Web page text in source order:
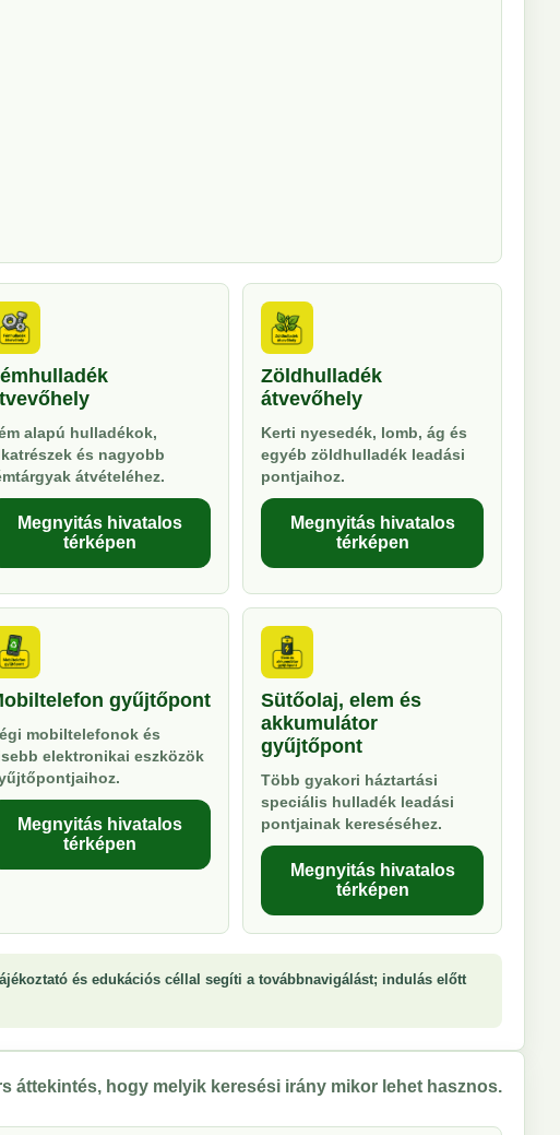
alapú hulladékok,
és nagyobb
átvételéhez.
Megnyitás hivatalos
térképen
Zöldhulladék
átvevőhely
Kerti nyesedék, lomb, ág és
egyéb zöldhulladék leadási
pontjaihoz.
Megnyitás hivatalos
térképen
gyűjtőpont
mobiltelefonok és
elektronikai eszközök
Megnyitás hivatalos
térképen
Sütőolaj, elem és
akkumulátor
gyűjtőpont
Több gyakori háztartási
speciális hulladék leadási
pontjainak kereséséhez.
Megnyitás hivatalos
térképen
és edukációs céllal segíti a továbbnavigálást; indulás előtt
áttekintés, hogy melyik keresési irány mikor lehet hasznos.